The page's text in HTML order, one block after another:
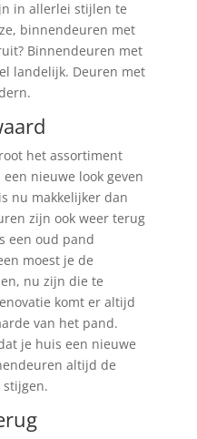
in allerlei stijlen te
binnendeuren met
Binnendeuren met
landelijk. Deuren met
het assortiment
nieuwe look geven
nu makkelijker dan
zijn ook weer terug
een oud pand
moest je de
nu zijn die te
komt er altijd
van het pand.
je huis een nieuwe
altijd de